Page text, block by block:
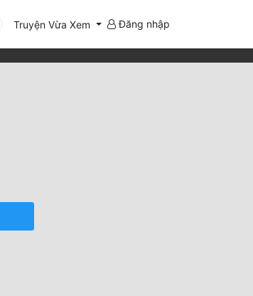
Truyện Vừa Xem Đăng nhập